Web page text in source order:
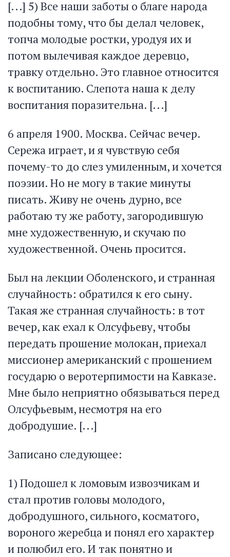
[...] 5) Все наши заботы о благе народа
подобны тому, что бы делал человек,
топча молодые ростки, уродуя их и
потом вылечивая каждое деревцо,
травку отдельно. Это главное относится
к воспитанию. Слепота наша к делу
воспитания поразительна. [...]
6 апреля 1900. Москва. Сейчас вечер.
Сережа играет, и я чувствую себя
почему-то до слез умиленным, и хочется
поэзии. Но не могу в такие минуты
писать. Живу не очень дурно, все
работаю ту же работу, загородившую
мне художественную, и скучаю по
художественной. Очень просится.
Был на лекции Оболенского, и странная
случайность: обратился к его сыну.
Такая же странная случайность: в тот
вечер, как ехал к Олсуфьеву, чтобы
передать прошение молокан, приехал
миссионер американский с прошением
государю о веротерпимости на Кавказе.
Мне было неприятно обязываться перед
Олсуфьевым, несмотря на его
добродушие. [...]
Записано следующее:
1) Подошел к ломовым извозчикам и
стал против головы молодого,
добродушного, сильного, косматого,
вороного жеребца и понял его характер
и полюбил его. И так понятно и